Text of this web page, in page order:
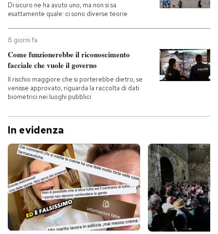
Di sicuro ne ha avuto uno, ma non si sa
esattamente quale: ci sono diverse teorie
8 giorni fa
Come funzionerebbe il riconoscimento
facciale che vuole il governo
Il rischio maggiore che si porterebbe dietro, se
venisse approvato, riguarda la raccolta di dati
biometrici nei luoghi pubblici
In evidenza